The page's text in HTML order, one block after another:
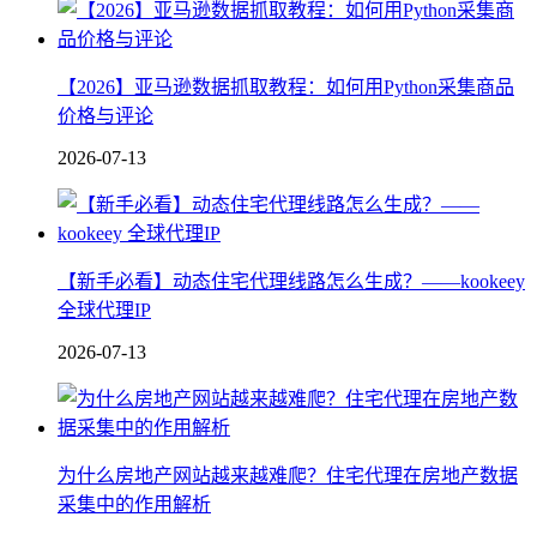
【2026】亚马逊数据抓取教程：如何用Python采集商品
价格与评论
2026-07-13
【新手必看】动态住宅代理线路怎么生成？——kookeey
全球代理IP
2026-07-13
为什么房地产网站越来越难爬？住宅代理在房地产数据
采集中的作用解析